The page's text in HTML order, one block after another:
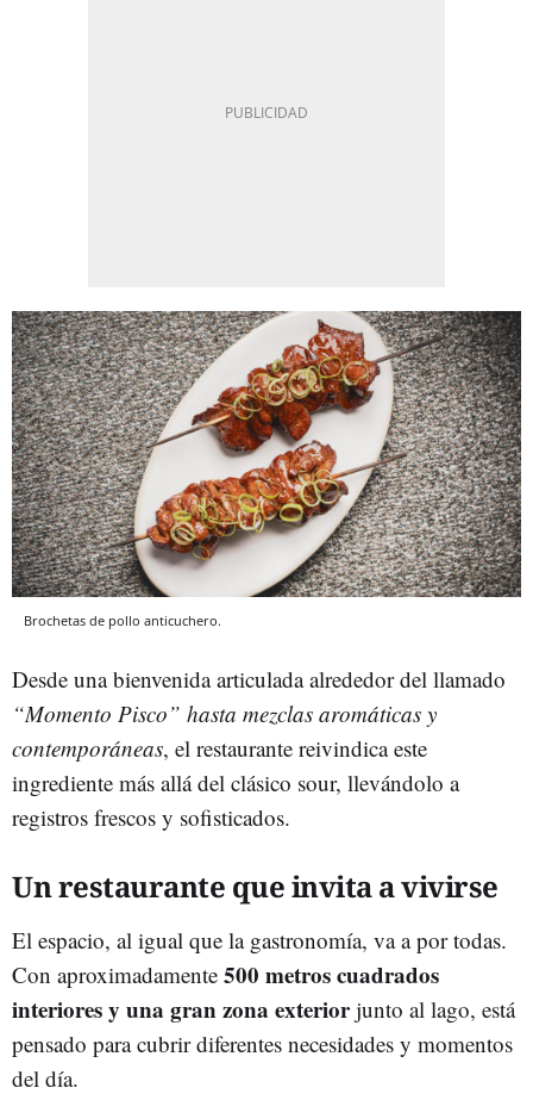
Brochetas de pollo anticuchero.
Desde una bienvenida articulada alrededor del llamado
“Momento Pisco” hasta mezclas aromáticas y
contemporáneas, el restaurante reivindica este
ingrediente más allá del clásico sour, llevándolo a
registros frescos y sofisticados.
Un restaurante que invita a vivirse
El espacio, al igual que la gastronomía, va a por todas.
Con aproximadamente 500 metros cuadrados
interiores y una gran zona exteriorjunto al lago, está
pensado para cubrir diferentes necesidades y momentos
del día.